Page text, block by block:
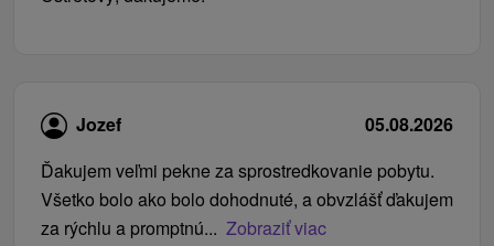
Jozef
05.08.2026
Ďakujem veľmi pekne za sprostredkovanie pobytu.
Všetko bolo ako bolo dohodnuté, a obvzlášť ďakujem
za rýchlu a promptnú... Zobraziť viac